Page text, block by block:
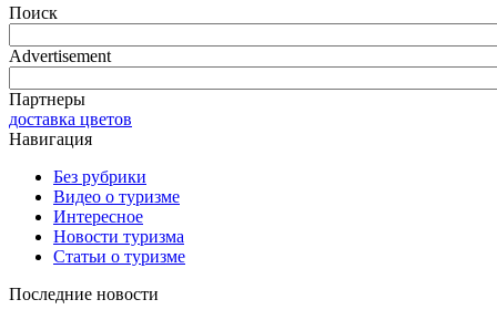
Поиск
Advertisement
Партнеры
доставка цветов
Навигация
Без рубрики
Видео о туризме
Интересное
Новости туризма
Статьи о туризме
Последние новости